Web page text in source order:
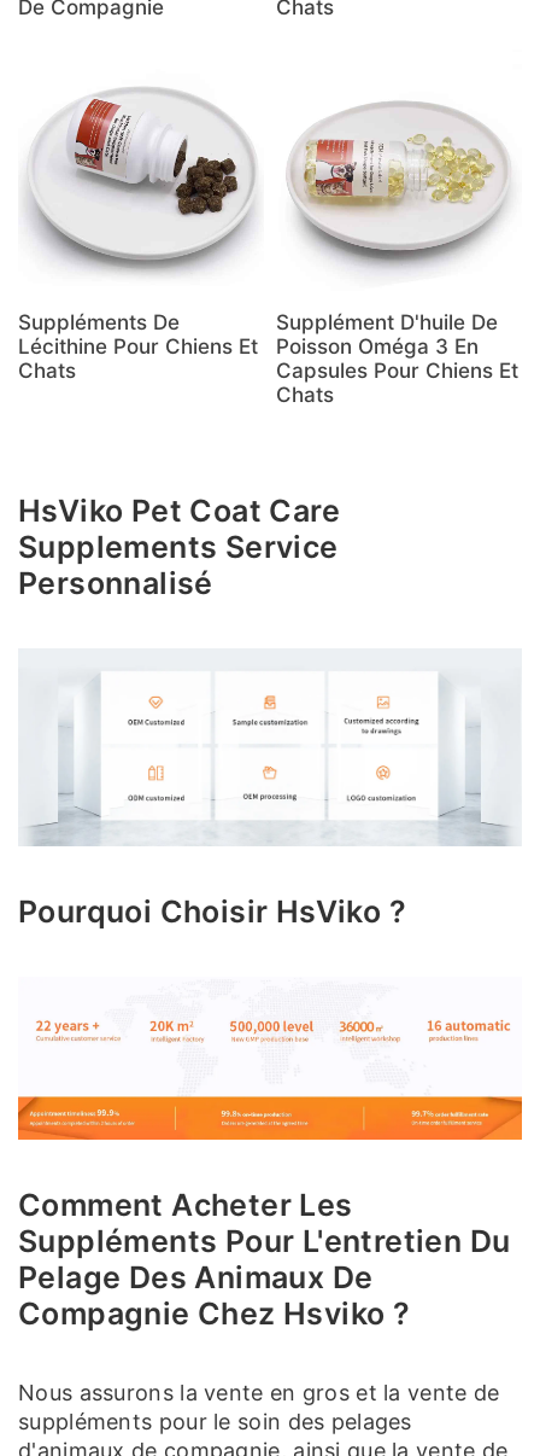
De Compagnie Chats
Suppléments De
Lécithine Pour Chiens Et
Chats
Supplément D'huile De
Poisson Oméga 3 En
Capsules Pour Chiens Et
Chats
HsViko Pet Coat Care
Supplements Service
Personnalisé
Pourquoi Choisir HsViko ?
Comment Acheter Les
Suppléments Pour L'entretien Du
Pelage Des Animaux De
Compagnie Chez Hsviko ?
Nous assurons la vente en gros et la vente de
suppléments pour le soin des pelages
d'animaux de compagnie, ainsi que la vente de